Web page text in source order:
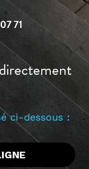
71
ci-dessous :